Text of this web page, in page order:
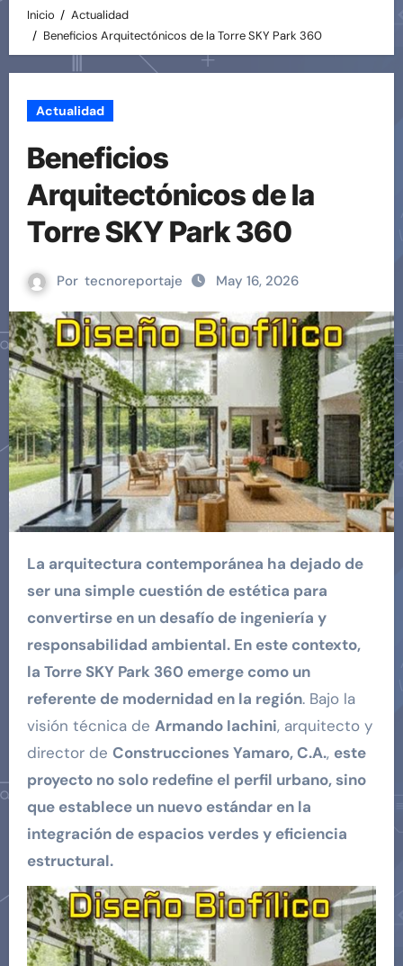
Inicio
Actualidad
Beneficios Arquitectónicos de la Torre SKY Park 360
Actualidad
Beneficios
Arquitectónicos de la
Torre SKY Park 360
Por tecnoreportaje May 16, 2026
La arquitectura contemporánea ha dejado de
ser una simple cuestión de estética para
convertirse en un desafío de ingeniería y
responsabilidad ambiental. En este contexto,
la Torre SKY Park 360 emerge como un
referente de modernidad en la región. Bajo la
visión técnica de Armando Iachini, arquitecto y
director de Construcciones Yamaro, C.A., este
proyecto no solo redefine el perfil urbano, sino
que establece un nuevo estándar en la
integración de espacios verdes y eficiencia
estructural.